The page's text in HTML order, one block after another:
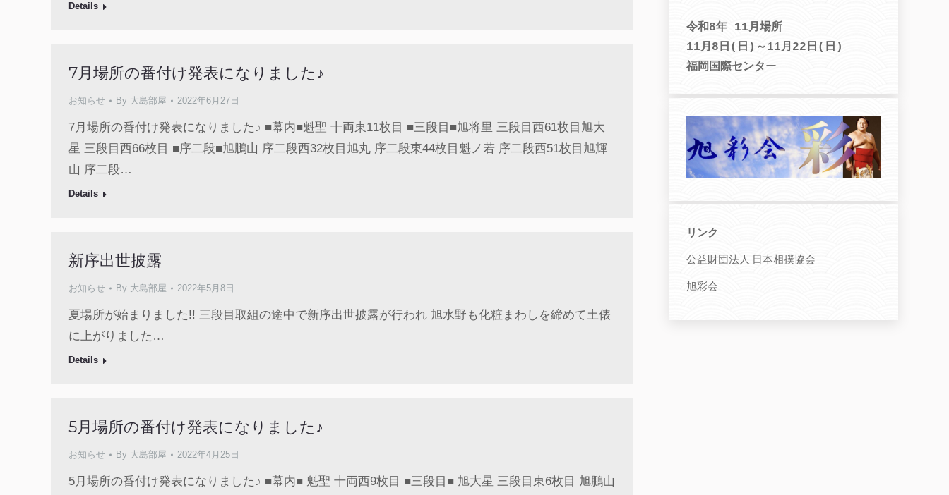
Details
7月場所の番付け発表になりました♪
お知らせ By 大島部屋 2022年6月27日
7月場所の番付け発表になりました♪ ■幕内■魁聖 十両東11枚目 ■三段目■旭将里 三段目西61枚目旭大
星 三段目西66枚目 ■序二段■旭鵬山 序二段西32枚目旭丸 序二段東44枚目魁ノ若 序二段西51枚目旭輝
山 序二段…
Details
新序出世披露
お知らせ By 大島部屋 2022年5月8日
夏場所が始まりました!! 三段目取組の途中で新序出世披露が行われ 旭水野も化粧まわしを締めて土俵
に上がりました…
Details
5月場所の番付け発表になりました♪
お知らせ By 大島部屋 2022年4月25日
5月場所の番付け発表になりました♪ ■幕内■ 魁聖 十両西9枚目 ■三段目■ 旭大星 三段目東6枚目 旭鵬山
令和8年 11月場所
11月8日(日)～11月22日(日)
福岡国際センター
リンク
公益財団法人 日本相撲協会
旭彩会